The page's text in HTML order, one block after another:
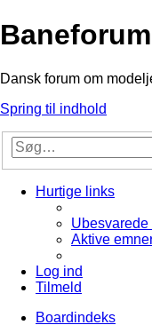
Dansk forum om
Spring til indhold
Hurtige links
Aktive
Log ind
Tilmeld
Boardindeks